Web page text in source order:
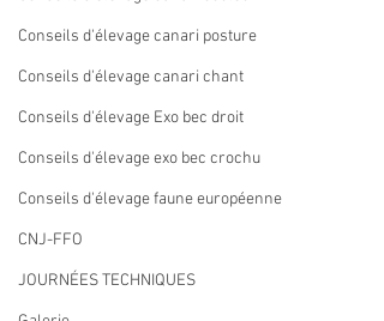
Conseils d'élevage canari posture
Conseils d'élevage canari chant
Conseils d'élevage Exo bec droit
Conseils d'élevage exo bec crochu
Conseils d'élevage faune européenne
CNJ-FFO
JOURNÉES TECHNIQUES